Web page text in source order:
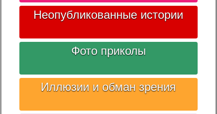
Неопубликованные истории
Фото приколы
Иллюзии и обман зрения